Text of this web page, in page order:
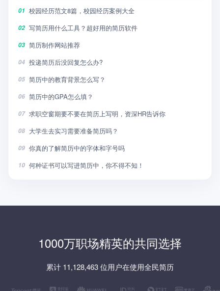
01 校园经历范文8篇，校园经历案例大全
02 写简历用什么工具？超好用的简历软件
03 简历制作网站推荐
04 投递简历后没回复怎么办?
05 简历中的教育背景怎么写？
06 简历中的GPA怎么填？
07 求职空窗期要不要在简历上写明，资深HR告诉你
08 大学生去实习需要准备简历吗？
09 你真的了解简历中的字体和字号吗
10 何种证书可以写进简历中，你不得不知！
1000万职场精英的共同选择
累计 11,128,463 位用户在使用全民简历